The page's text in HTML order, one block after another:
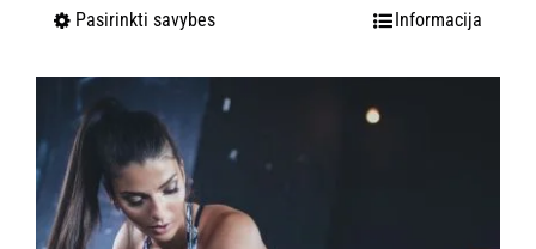
Pasirinkti savybes Informacija